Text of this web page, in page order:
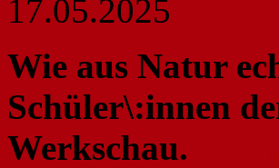
17.05.2025
Wie aus Natur
Schüler\:innen
Werkschau.